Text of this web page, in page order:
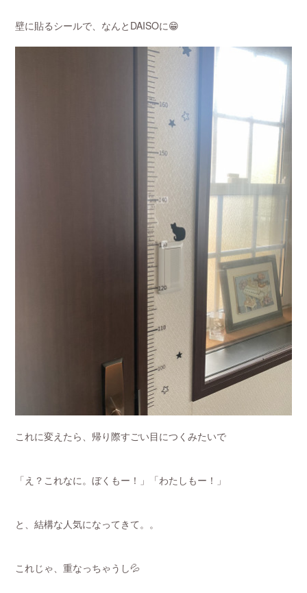
壁に貼るシールで、なんとDAISOに😁
これに変えたら、帰り際すごい目につくみたいで
「え？これなに。ぼくもー！」「わたしもー！」
と、結構な人気になってきて。。
これじゃ、重なっちゃうし💦